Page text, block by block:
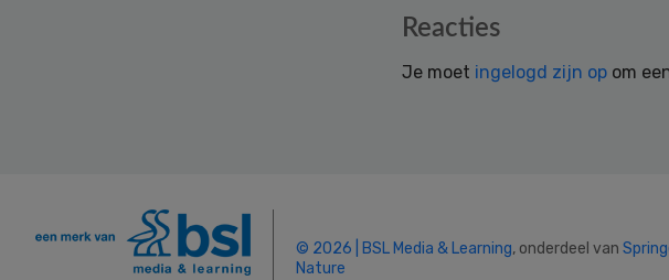
Reacties
Je moet ingelogd zijn op om
© 2026 | BSL Media & Learning, onderdeel van
Nature